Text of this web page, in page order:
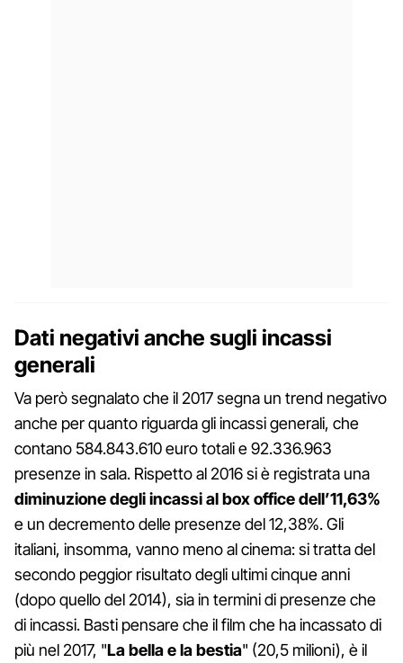
Dati negativi anche sugli incassi
generali
Va però segnalato che il 2017 segna un trend negativo
anche per quanto riguarda gli incassi generali, che
contano 584.843.610 euro totali e 92.336.963
presenze in sala. Rispetto al 2016 si è registrata una
diminuzione degli incassi al box office dell’11,63%
e un decremento delle presenze del 12,38%. Gli
italiani, insomma, vanno meno al cinema: si tratta del
secondo peggior risultato degli ultimi cinque anni
(dopo quello del 2014), sia in termini di presenze che
di incassi. Basti pensare che il film che ha incassato di
più nel 2017, "La bella e la bestia" (20,5 milioni), è il